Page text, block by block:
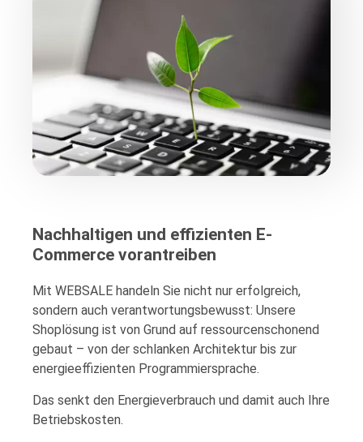
Nachhaltigen und effizienten E-
Commerce vorantreiben
Mit WEBSALE handeln Sie nicht nur erfolgreich,
sondern auch verantwortungsbewusst: Unsere
Shoplösung ist von Grund auf ressourcenschonend
gebaut – von der schlanken Architektur bis zur
energieeffizienten Programmiersprache.
Das senkt den Energieverbrauch und damit auch Ihre
Betriebskosten.